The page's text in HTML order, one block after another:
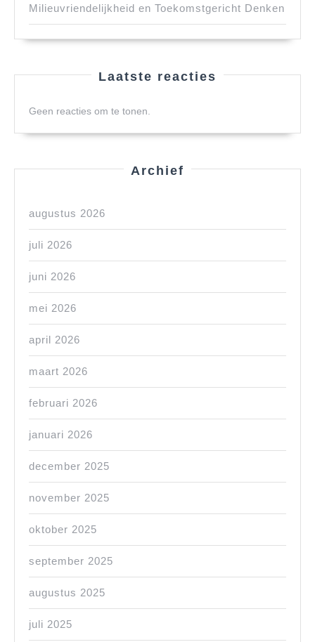
Milieuvriendelijkheid en Toekomstgericht Denken
Laatste reacties
Geen reacties om te tonen.
Archief
augustus 2026
juli 2026
juni 2026
mei 2026
april 2026
maart 2026
februari 2026
januari 2026
december 2025
november 2025
oktober 2025
september 2025
augustus 2025
juli 2025